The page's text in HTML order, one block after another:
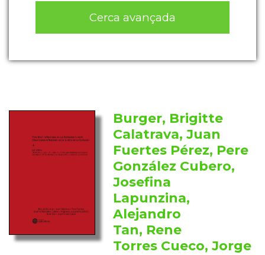
Cerca avançada
Burger, Brigitte
Calatrava, Juan
Fuertes Pérez, Pere
González Cubero,
Josefina
Lapunzina,
Alejandro
Tan, Rene
Torres Cueco, Jorge